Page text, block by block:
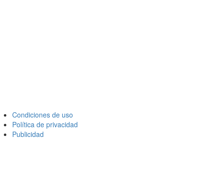
Condiciones de uso
Política de privacidad
Publicidad